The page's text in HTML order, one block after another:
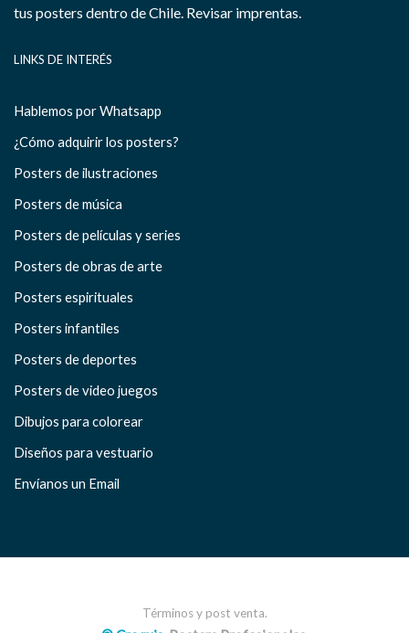
tus posters dentro de Chile. Revisar imprentas.
LINKS DE INTERÉS
Hablemos por Whatsapp
¿Cómo adquirir los posters?
Posters de ilustraciones
Posters de música
Posters de películas y series
Posters de obras de arte
Posters espirituales
Posters infantiles
Posters de deportes
Posters de video juegos
Dibujos para colorear
Diseños para vestuario
Envíanos un Email
Términos y post venta.